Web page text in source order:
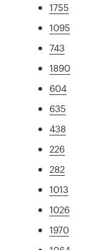
1755
1095
743
1890
604
635
438
226
282
1013
1026
1970